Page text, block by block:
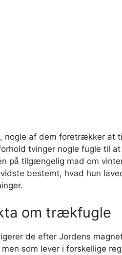
nogle af dem foretrækker at
tvinger nogle fugle til
på tilgængelig mad om
bestemt, hvad hun
om trækfugle
de efter Jordens
som lever i forskellige